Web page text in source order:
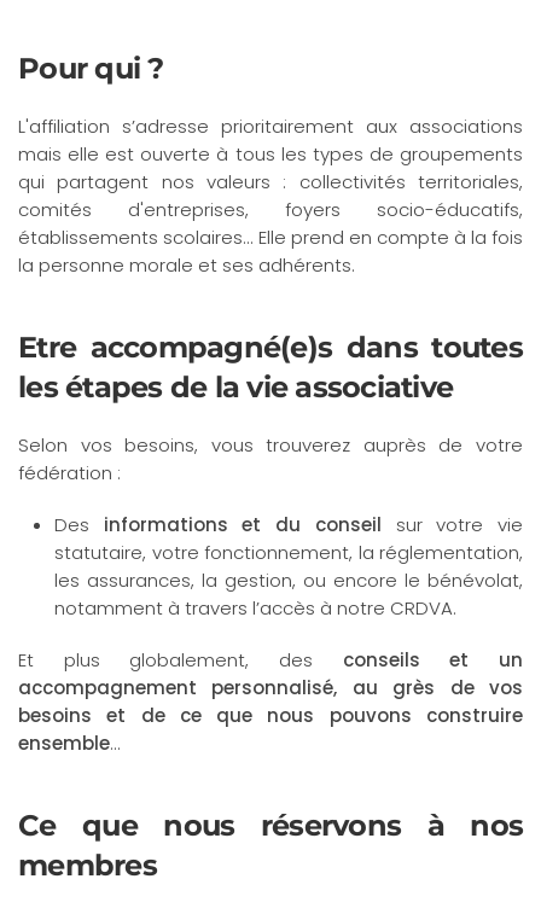
Pour qui ?
L'affiliation s’adresse prioritairement aux associations
mais elle est ouverte à tous les types de groupements
qui partagent nos valeurs : collectivités territoriales,
comités d'entreprises, foyers socio-éducatifs,
établissements scolaires... Elle prend en compte à la fois
la personne morale et ses adhérents.
Etre accompagné(e)s dans toutes
les étapes de la vie associative
Selon vos besoins, vous trouverez auprès de votre
fédération :
Des informations et du conseil sur votre vie
statutaire, votre fonctionnement, la réglementation,
les assurances, la gestion, ou encore le bénévolat,
notamment à travers l’accès à notre CRDVA.
Et plus globalement, des conseils et un
accompagnement personnalisé, au grès de vos
besoins et de ce que nous pouvons construire
ensemble…
Ce que nous réservons à nos
membres